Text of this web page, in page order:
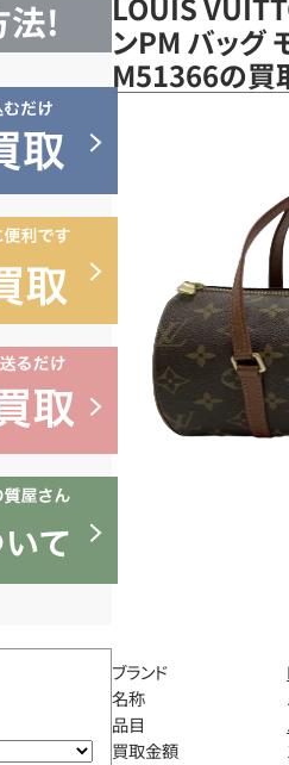
法!
ンPM バッグ
M51366の買
ブランド
名称
品目
買取金額